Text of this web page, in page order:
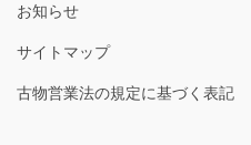
お知らせ
サイトマップ
古物営業法の規定に基づく表記